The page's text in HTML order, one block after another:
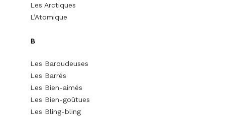
Les Arctiques
L’Atomique
B
Les Baroudeuses
Les Barrés
Les Bien-aimés
Les Bien-goûtues
Les Bling-bling